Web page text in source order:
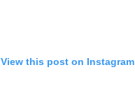
View this post on Instagram